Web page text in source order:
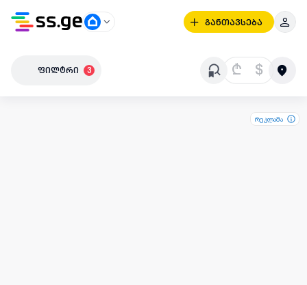
განთავსება
ფილტრი 3 ₾ $
რეკლამა